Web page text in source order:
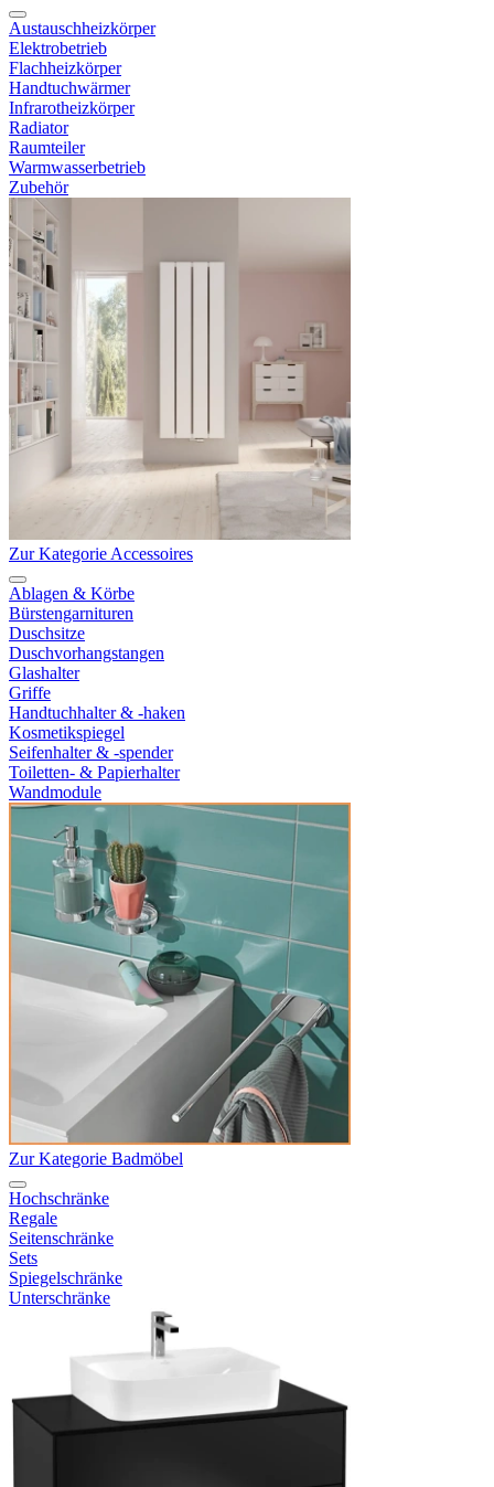
Austauschheizkörper
Elektrobetrieb
Flachheizkörper
Handtuchwärmer
Infrarotheizkörper
Radiator
Raumteiler
Warmwasserbetrieb
Zubehör
Zur Kategorie Accessoires
Ablagen & Körbe
Bürstengarnituren
Duschsitze
Duschvorhangstangen
Glashalter
Griffe
Handtuchhalter & -haken
Kosmetikspiegel
Seifenhalter & -spender
Toiletten- & Papierhalter
Wandmodule
Zur Kategorie Badmöbel
Hochschränke
Regale
Seitenschränke
Sets
Spiegelschränke
Unterschränke